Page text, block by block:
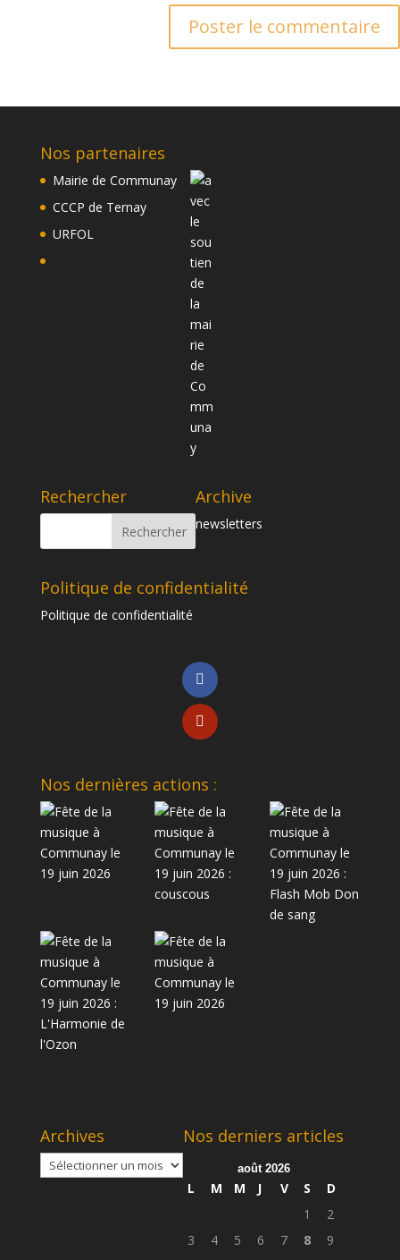
Nos partenaires
Mairie de Communay
CCCP de Ternay
URFOL
Rechercher Archive
newsletters
Politique de confidentialité
Politique de confidentialité
Nos dernières actions :
Archives
Archives
Nos derniers articles
août 2026
L M M J V S
D
1
2
3
4 5 6 7 8
9